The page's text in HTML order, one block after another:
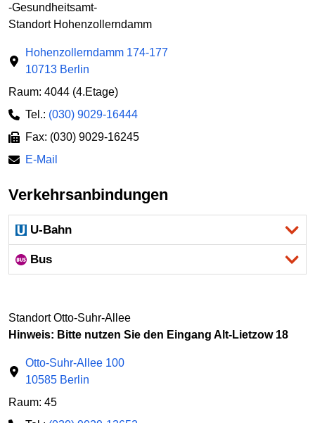
-Gesundheitsamt-
Standort Hohenzollerndamm
Hohenzollerndamm 174-177
10713 Berlin
Raum: 4044 (4.Etage)
Tel.: (030) 9029-16444
Fax: (030) 9029-16245
E-Mail
Verkehrsanbindungen
U-Bahn
Bus
Standort Otto-Suhr-Allee
Hinweis: Bitte nutzen Sie den Eingang Alt-Lietzow 18
Otto-Suhr-Allee 100
10585 Berlin
Raum: 45